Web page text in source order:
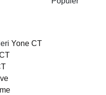
Yone CT